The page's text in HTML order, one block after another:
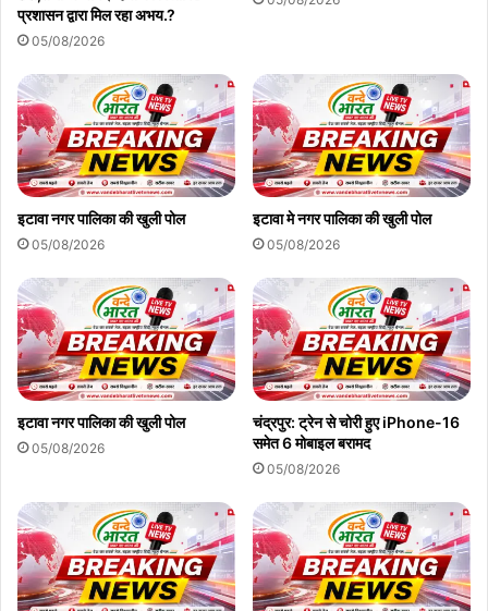
प्रशासन द्वारा मिल रहा अभय.?
05/08/2026
इटावा नगर पालिका की खुली पोल
05/08/2026
इटावा मे नगर पालिका की खुली पोल
05/08/2026
इटावा नगर पालिका की खुली पोल
05/08/2026
चंद्रपुर: ट्रेन से चोरी हुए iPhone-16
समेत 6 मोबाइल बरामद
05/08/2026